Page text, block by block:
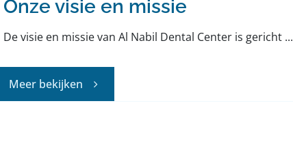
Onze visie en missie
De visie en missie van Al Nabil Dental Center is gericht ...
Meer bekijken